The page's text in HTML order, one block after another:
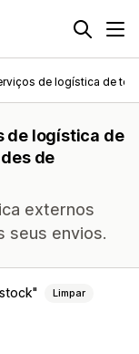
de logística de
de logística de
de
externos
seus envios.
Limpar